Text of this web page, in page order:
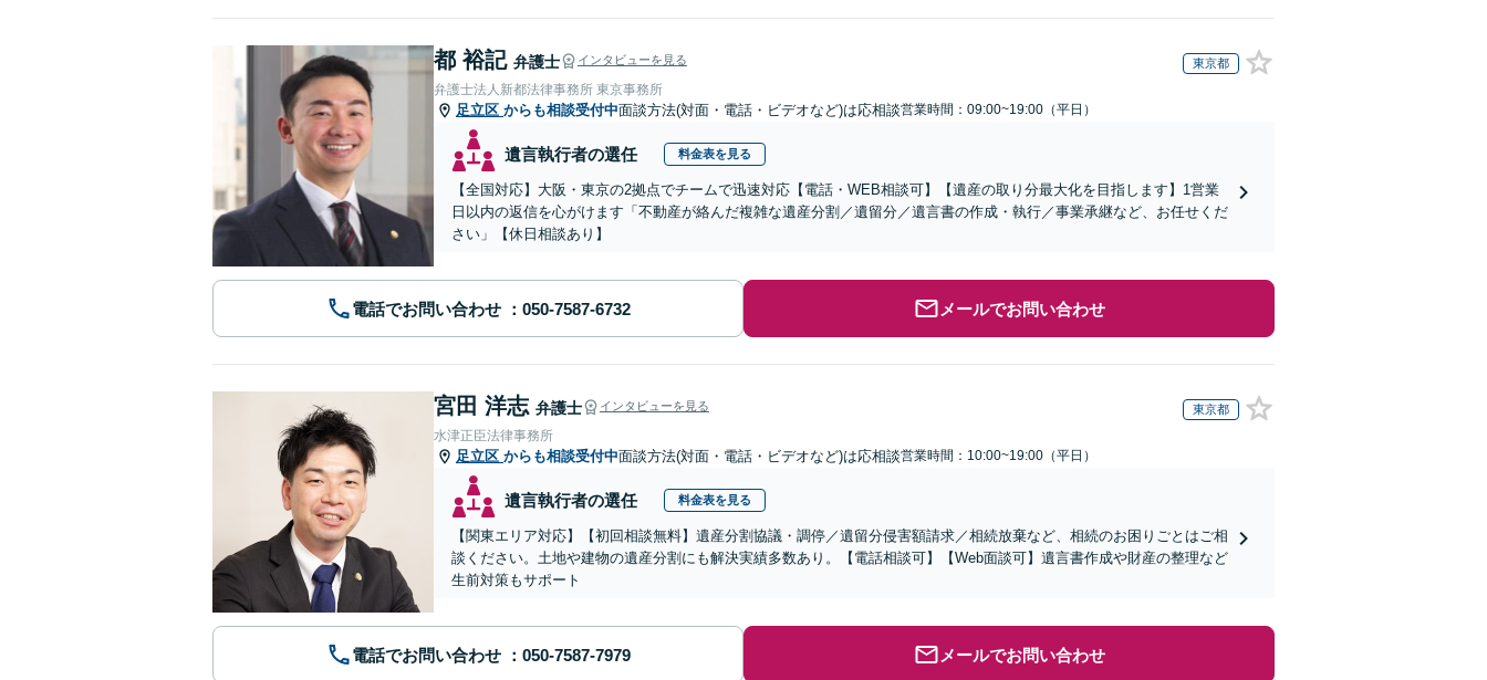
都 裕記 弁護士 インタビューを見る 東京都
弁護士法人新都法律事務所 東京事務所
足立区 からも相談受付中面談方法(対面・電話・ビデオなど)は応相談営業時間：09:00~19:00（平日）
遺言執行者の選任 料金表を見る
【全国対応】大阪・東京の2拠点でチームで迅速対応【電話・WEB相談可】【遺産の取り分最大化を目指します】1営業
日以内の返信を心がけます「不動産が絡んだ複雑な遺産分割／遺留分／遺言書の作成・執行／事業承継など、お任せくだ
さい」【休日相談あり】
電話でお問い合わせ メールでお問い合わせ
宮田 洋志 弁護士 インタビューを見る 東京都
水津正臣法律事務所
足立区 からも相談受付中面談方法(対面・電話・ビデオなど)は応相談営業時間：10:00~19:00（平日）
遺言執行者の選任 料金表を見る
【関東エリア対応】【初回相談無料】遺産分割協議・調停／遺留分侵害額請求／相続放棄など、相続のお困りごとはご相
談ください。土地や建物の遺産分割にも解決実績多数あり。【電話相談可】【Web面談可】遺言書作成や財産の整理など
生前対策もサポート
電話でお問い合わせ メールでお問い合わせ